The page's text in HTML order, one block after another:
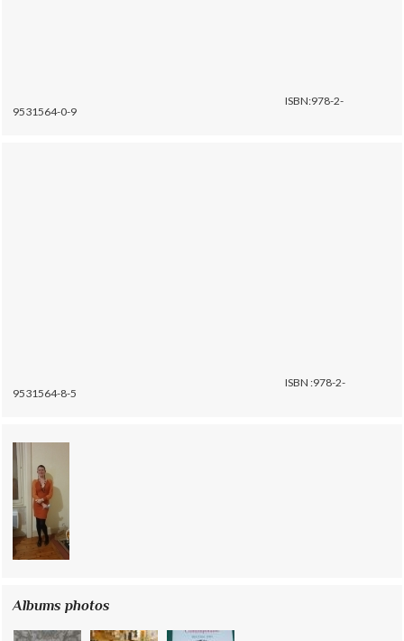
ISBN:978-2-
9531564-0-9
ISBN :978-2-
9531564-8-5
Albums photos